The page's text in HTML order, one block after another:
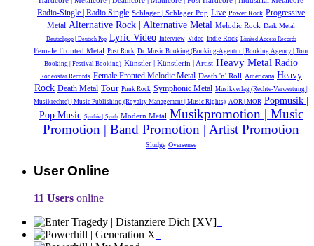
Radio-Single | Radio Single Schlager | Schlager Pop Live Power Rock Progressive
Metal Alternative Rock | Alternative Metal Melodic Rock Dark Metal
Deutschpop | Deutsch Pop Lyric Video Interview Video Indie Rock Limited Access Records
Female Fronted Metal Post Rock Dr. Music Booking (Booking-Agentur | Booking Agency | Tour
Booking | Festival Booking) Künstler | Künstlerin | Artist Heavy Metal Radio
Rodeostar Records Female Fronted Melodic Metal Death 'n' Roll Americana Heavy
Rock
Death Metal Tour Punk Rock Symphonic Metal Musikverlag (Rechte-Verwertung |
Musikrechte) | Music Publishing (Royalty Management | Music Rights) AOR | MOR Popmusik |
Pop Music Synthie | Synth Modern Metal Musikpromotion | Music
Promotion | Band Promotion | Artist Promotion
Sludge Oversense
User Online
11 Users online